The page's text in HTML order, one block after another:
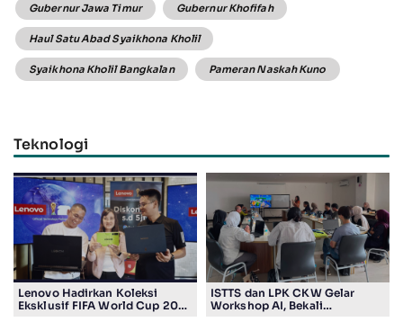
Gubernur Jawa Timur Gubernur Khofifah
Haul Satu Abad Syaikhona Kholil
Syaikhona Kholil Bangkalan Pameran Naskah Kuno
Teknologi
Lenovo Hadirkan Koleksi
Eksklusif FIFA World Cup 2026
ISTTS dan LPK CKW Gelar
Workshop AI, Bekali